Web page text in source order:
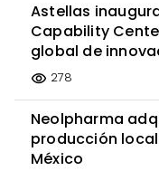
Astellas
Capability
global de
visibility 278
Neolpharma
producción
México